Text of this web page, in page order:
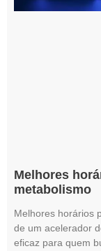
Melhores
metabolismo
Melhores horários
de um acelerador
eficaz para quem